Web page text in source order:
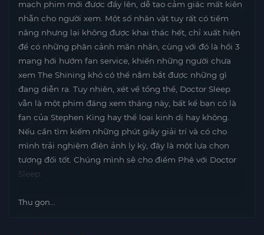
mạch phim mới được đẩy lên, dễ tạo cảm giác mất kiên
nhẫn cho người xem. Một số nhân vật tuy rất có tiềm
năng nhưng lại không được khai thác hết, chỉ xuất hiện
để có những phân cảnh mãn nhãn, cùng với đó là hồi 3
mang hới hướm fan service, khiến những người chưa
xem The Shining khó có thể nắm bắt được những gì
đang diễn ra. Tuy nhiên, xét về tổng thể, Doctor Sleep
vẫn là một phim đáng xem tháng này, bất kể bạn có là
fan của Stephen King hay thể loại kinh dị hay không.
Nếu cần tìm kiếm những phút giây giải trí và có cho
mình trải nghiệm điện ảnh ly kỳ, đây là một lựa chọn
tương đối tốt. Chúng mình sẽ cho điểm Phê với Doctor
Sleep.
Thu gọn...